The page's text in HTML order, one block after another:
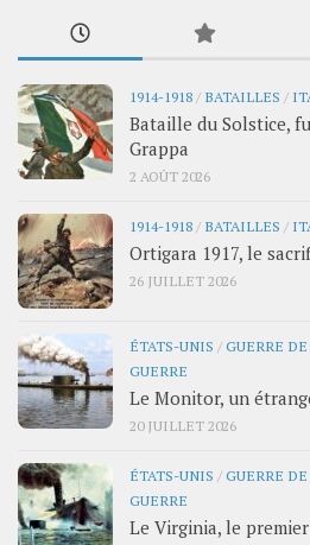
1914-1918 / BATAILLES /
Bataille du Solstice,
Grappa
2 AOÛT 2026
1914-1918 / BATAILLES /
Ortigara 1917, le
26 JUILLET 2026
ÉTATS-UNIS /GUERRE
GUERRE
Le Monitor, un
20 JUILLET 2026
ÉTATS-UNIS /GUERRE
GUERRE
Le Virginia, le